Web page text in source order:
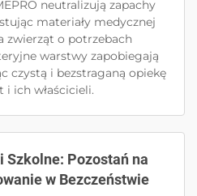
neutralizują zapachy
materiały medycznej
zwierząt o potrzebach
warstwy zapobiegają
czystą i bezstraganą opiekę
i ich właścicieli.
Szkolne: Pozostań na
w Bezczeństwie